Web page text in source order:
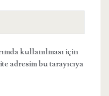
kullanılması için
adresim bu tarayıcıya